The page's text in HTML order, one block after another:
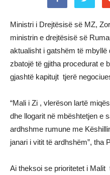
Ministri i Drejtësisë së MZ,
ministrin e drejtësisë së
aktualisht i gatshëm të
zbatojë të gjitha procedurat e
gjashtë kapitujt tjerë
“Mali i Zi , vlerëson lartë
dhe llogarit në mbështetjen e
ardhshme rumune me
janari i vitit të ardhshëm”, tha
Ai theksoi se prioritetet i Malit